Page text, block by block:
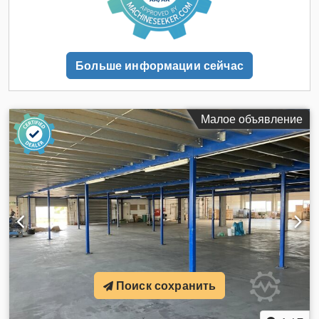
каждого уровня: Стальная платформа 1: 1470,00 м².
Стальная платформа 2: 2025,00 м². Общая площадь:
приблизительно 6990,00 м². Конструкционный материал:
Оцинкованные стальные балки с наложенными
деревянными панелями. Лестничные пролеты:
Оцинкованные стальные тетивы с оцинкованными
ТЕХНИЧЕСКИЕ ДАННЫЕ: Площадь основания:
приблизительно 3495,00 м² (1470,00 + 2025,00 м²). Нагрузка
на этаж: 250 кг/м². Высота этажа: 2,60 м – цокольный этаж.
3,00 м – 1-й этаж. Общая высота конструкции: 5,60 м.
Больше информации сейчас
Малое объявление
Поиск сохранить